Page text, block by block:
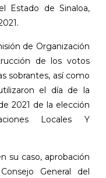
Estado de Sinaloa,
de Organización
de los votos
sobrantes, así como
el día de la
2021 de la elección
Locales Y
su caso, aprobación
General del